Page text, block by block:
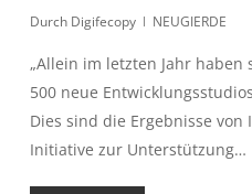
Durch Digifecopy NEUGIERDE
„Allein im letzten Jahr
500 neue
Dies sind die Ergebnisse von
Initiative zur Unterstützung…